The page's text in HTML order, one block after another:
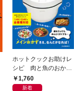
ホットクックお助けレ
シピ 肉と魚のおか
ず 少ない材料＆調味
料で、あとはスイッチ
1,760
新着